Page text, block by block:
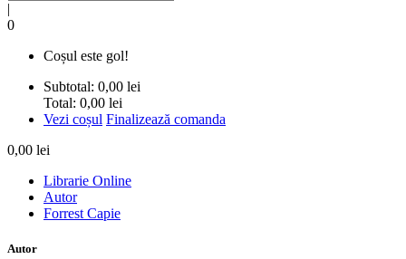
|
0
Coșul este gol!
Subtotal: 0,00 lei
Total: 0,00 lei
Vezi coșul Finalizează comanda
0,00 lei
Librarie Online
Autor
Forrest Capie
Autor